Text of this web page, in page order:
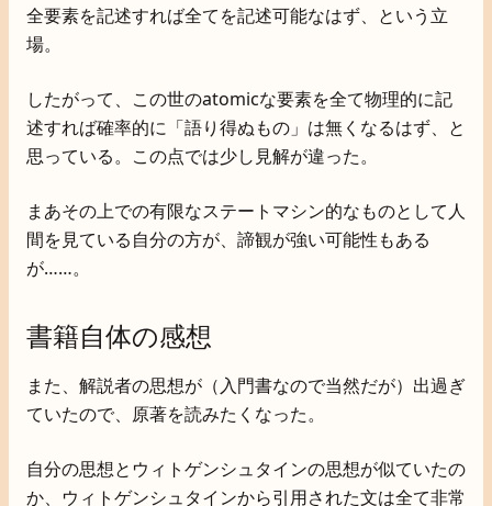
全要素を記述すれば全てを記述可能なはず、という立
場。
したがって、この世のatomicな要素を全て物理的に記
述すれば確率的に「語り得ぬもの」は無くなるはず、と
思っている。この点では少し見解が違った。
まあその上での有限なステートマシン的なものとして人
間を見ている自分の方が、諦観が強い可能性もある
が……。
書籍自体の感想
また、解説者の思想が（入門書なので当然だが）出過ぎ
ていたので、原著を読みたくなった。
自分の思想とウィトゲンシュタインの思想が似ていたの
か、ウィトゲンシュタインから引用された文は全て非常